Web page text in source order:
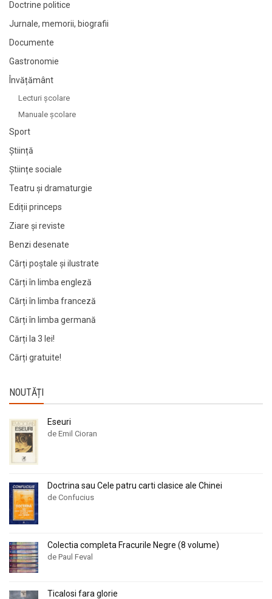
Doctrine politice
Jurnale, memorii, biografii
Documente
Gastronomie
Învățământ
Lecturi şcolare
Manuale şcolare
Sport
Știință
Științe sociale
Teatru și dramaturgie
Ediții princeps
Ziare şi reviste
Benzi desenate
Cărți poștale și ilustrate
Cărți în limba engleză
Cărți în limba franceză
Cărți în limba germană
Cărți la 3 lei!
Cărți gratuite!
NOUTĂȚI
Eseuri
de Emil Cioran
Doctrina sau Cele patru carti clasice ale Chinei
de Confucius
Colectia completa Fracurile Negre (8 volume)
de Paul Feval
Ticalosi fara glorie